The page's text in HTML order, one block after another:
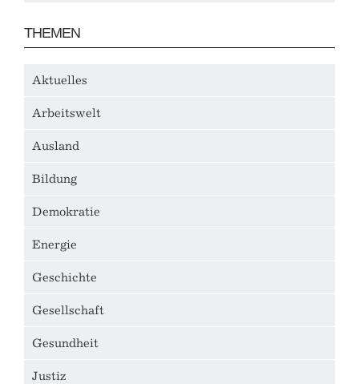
THEMEN
Aktuelles
Arbeitswelt
Ausland
Bildung
Demokratie
Energie
Geschichte
Gesellschaft
Gesundheit
Justiz